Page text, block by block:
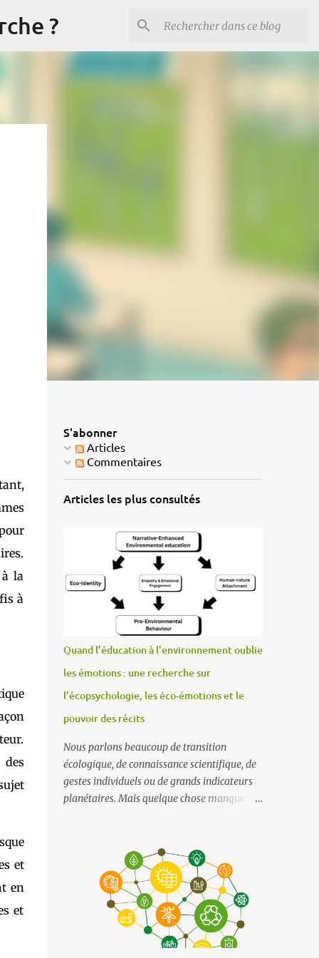
?
la
à
et
en
et
S'abonner
Articles
Commentaires
Articles les plus consultés
Quand l’éducation à l’environnement oublie
les émotions : une recherche sur
l’écopsychologie, les éco-émotions et le
pouvoir des récits
Nous parlons beaucoup de transition
écologique, de connaissance scientifique, de
gestes individuels ou de grands indicateurs
planétaires. Mais quelque chose manque
Et plus largement, tout ce que ces émotions
disent de notre rapport au monde. Un article
récent de Frontiers in Education propose un
cadre conceptuel particulièrement éclairant
pour repenser l’éducation à l’environnement
: intégrer l’ écopsychologie , les éco-
émotions et les récits au cœur des